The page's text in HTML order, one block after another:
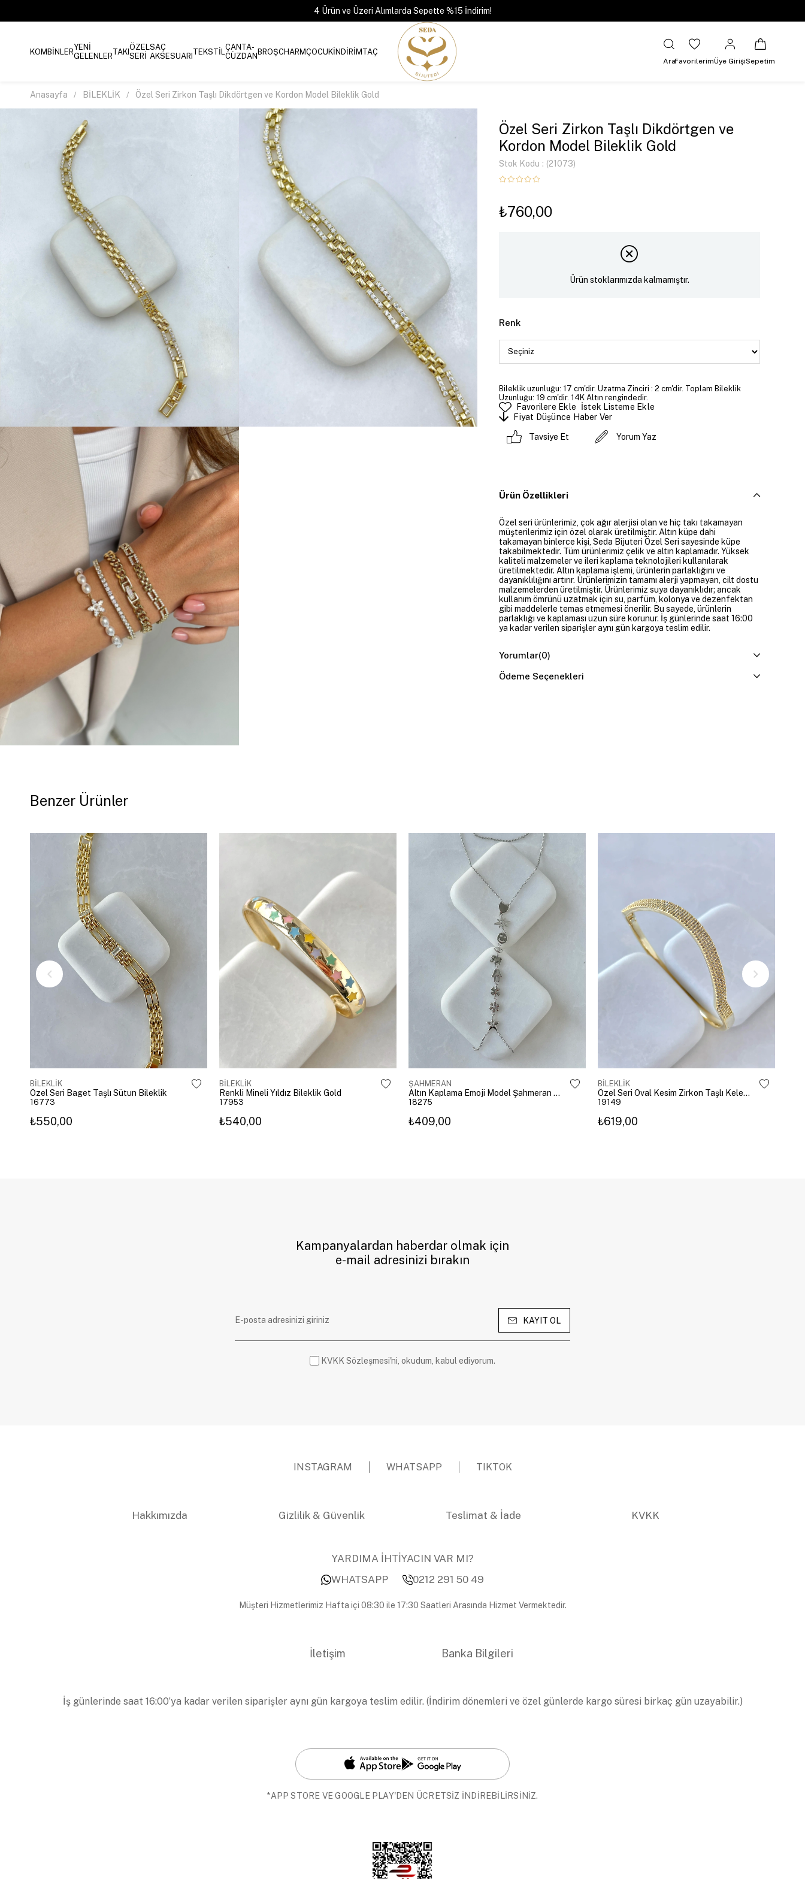
4 Ürün ve Üzeri Alımlarda Sepette %15 İndirim!
KOMBİNLERYENİ
GELENLERTAKIÖZEL
SERİ
SAÇ
AKSESUARI TEKSTİLÇANTA-
CÜZDANBROŞCHARMÇOCUKİNDİRİMTAÇ
AraFavorilerimÜye GirişiSepetim
Anasayfa BİLEKLİK Özel Seri Zirkon Taşlı Dikdörtgen ve Kordon Model Bileklik Gold
Özel Seri Zirkon Taşlı Dikdörtgen ve
Kordon Model Bileklik Gold
Stok Kodu (21073)
₺760,00
Ürün stoklarımızda kalmamıştır.
Renk
Bileklik uzunluğu: 17 cm'dir. Uzatma Zinciri : 2 cm'dir. Toplam Bileklik
Uzunluğu: 19 cm'dir. 14K Altın rengindedir.
Favorilere Ekle
İstek Listeme Ekle
Fiyat Düşünce Haber Ver
Tavsiye Et Yorum Yaz
Ürün Özellikleri
Özel seri ürünlerimiz, çok ağır alerjisi olan ve hiç takı takamayan
müşterilerimiz için özel olarak üretilmiştir. Altın küpe dahi
takamayan binlerce kişi, Seda Bijuteri Özel Seri sayesinde küpe
takabilmektedir. Tüm ürünlerimiz çelik ve altın kaplamadır. Yüksek
kaliteli malzemeler ve ileri kaplama teknolojileri kullanılarak
üretilmektedir. Altın kaplama işlemi, ürünlerin parlaklığını ve
dayanıklılığını artırır. Ürünlerimizin tamamı alerji yapmayan, cilt dostu
malzemelerden üretilmiştir. Ürünlerimiz suya dayanıklıdır; ancak
kullanım ömrünü uzatmak için su, parfüm, kolonya ve dezenfektan
gibi maddelerle temas etmemesi önerilir. Bu sayede, ürünlerin
parlaklığı ve kaplaması uzun süre korunur. İş günlerinde saat 16:00
ya kadar verilen siparişler aynı gün kargoya teslim edilir.
Yorumlar(0)
Ödeme Seçenekleri
Benzer Ürünler
BİLEKLİK
Özel Seri Baget Taşlı Sütun Bileklik
16773
₺550,00
BİLEKLİK
Renkli Mineli Yıldız Bileklik Gold
17953
₺540,00
ŞAHMERAN
Altın Kaplama Emoji Model Şahmeran Gümüş
18275
₺409,00
BİLEKLİK
Özel Seri Oval Kesim Zirkon Taşlı Kelepçe Gold
19149
₺619,00
Kampanyalardan haberdar olmak için
e-mail adresinizi bırakın
KAYIT OL
KVKK Sözleşmesi'ni, okudum, kabul ediyorum.
INSTAGRAM WHATSAPP TIKTOK
Hakkımızda Gizlilik & Güvenlik Teslimat & İade KVKK
YARDIMA İHTİYACIN VAR MI?
WHATSAPP
0212 291 50 49
Müşteri Hizmetlerimiz Hafta içi 08:30 ile 17:30 Saatleri Arasında Hizmet Vermektedir.
İletişim Banka Bilgileri
İş günlerinde saat 16:00’ya kadar verilen siparişler aynı gün kargoya teslim edilir. (İndirim dönemleri ve özel günlerde kargo süresi birkaç gün uzayabilir.)
*APP STORE VE GOOGLE PLAY'DEN ÜCRETSİZ İNDİREBİLİRSİNİZ.